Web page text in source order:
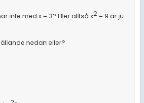
inte med x = 3? Eller alltså x2 = 9 är ju
nedan eller?